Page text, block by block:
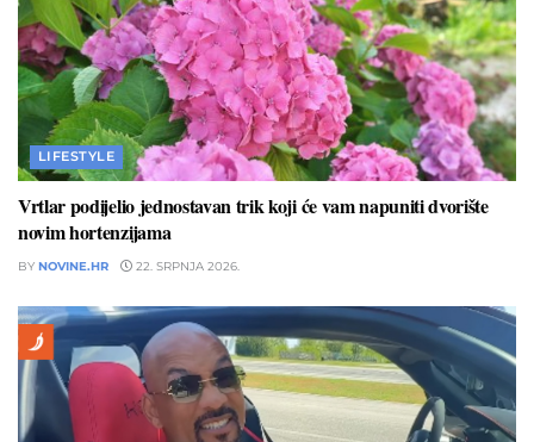
LIFESTYLE
Vrtlar podijelio jednostavan trik koji će vam napuniti dvorište
novim hortenzijama
BY NOVINE.HR 22. SRPNJA 2026.